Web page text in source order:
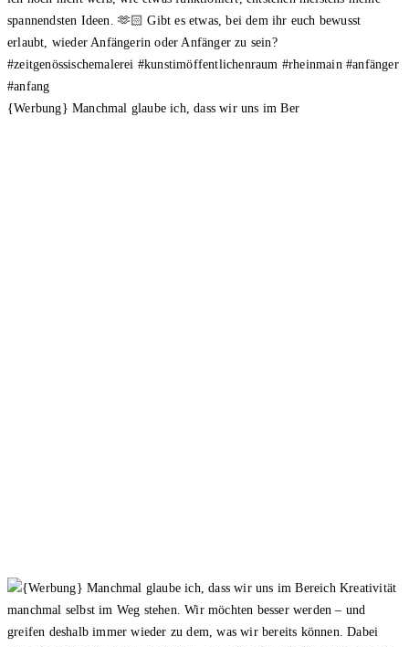
{Werbung} Manchmal glaube ich, dass wir uns im Ber